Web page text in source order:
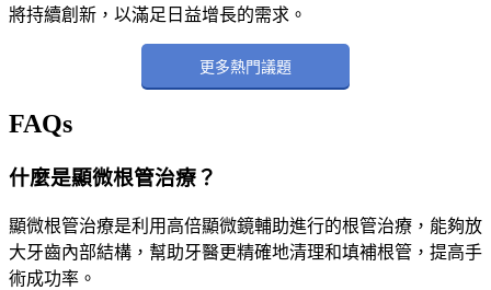
將持續創新，以滿足日益增長的需求。
更多熱門議題
FAQs
什麼是顯微根管治療？
顯微根管治療是利用高倍顯微鏡輔助進行的根管治療，能夠放
大牙齒內部結構，幫助牙醫更精確地清理和填補根管，提高手
術成功率。